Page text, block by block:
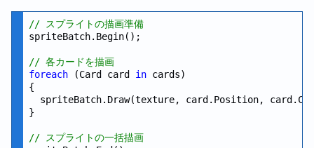
// スプライトの描画準備
spriteBatch.Begin();
// 各カードを描画
foreach (Card card in cards)
{
spriteBatch.Draw(texture, card.Position,
}
// スプライトの一括描画